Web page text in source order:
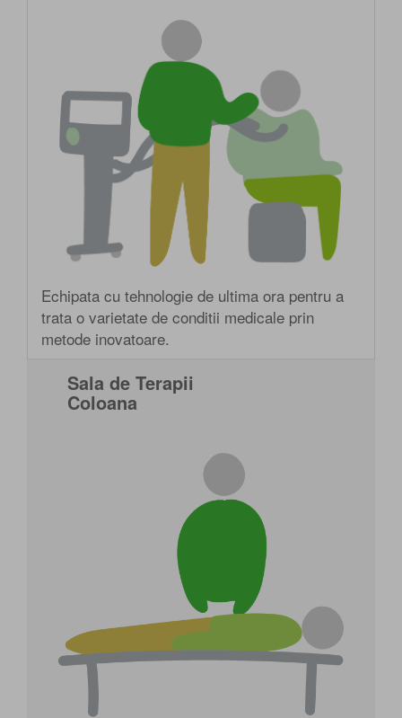
Echipata cu tehnologie de ultima ora pentru a
trata o varietate de conditii medicale prin
metode inovatoare.
Sala de Terapii
Coloana